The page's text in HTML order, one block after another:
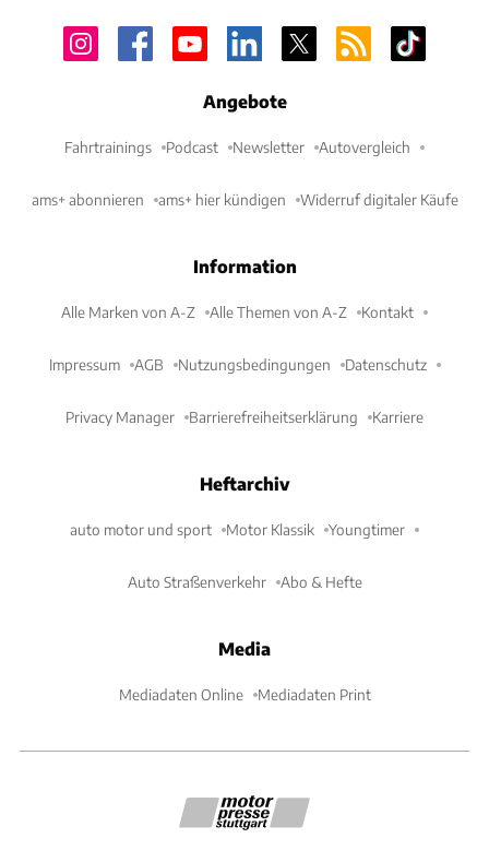
Angebote
Fahrtrainings Podcast Newsletter Autovergleich
ams+ abonnieren ams+ hier kündigen Widerruf digitaler Käufe
Information
Alle Marken von A-Z Alle Themen von A-Z Kontakt
Impressum AGB Nutzungsbedingungen Datenschutz
Privacy Manager Barrierefreiheitserklärung Karriere
Heftarchiv
auto motor und sport Motor Klassik Youngtimer
Auto Straßenverkehr Abo & Hefte
Media
Mediadaten Online Mediadaten Print